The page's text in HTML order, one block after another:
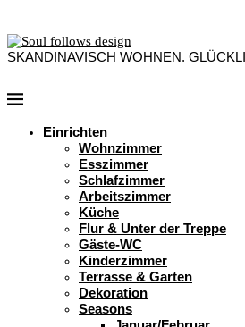
SKANDINAVISCH WOHNEN.
Einrichten
Wohnzimmer
Esszimmer
Schlafzimmer
Arbeitszimmer
Küche
Flur & Unter der Treppe
Gäste-WC
Kinderzimmer
Terrasse & Garten
Dekoration
Seasons